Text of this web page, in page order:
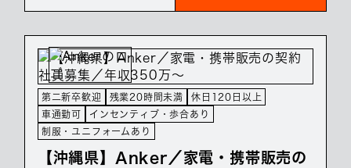
第二新卒歓迎 残業20時間未満
休日120日以上
車通勤可
インセンティブ・歩合あり
制服・ユニフォームあり
【沖縄県】Anker／家電・携帯販売の